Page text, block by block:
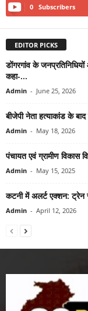
0 Subscribers
EDITOR PICKS
डोंगरगांव के
कहा-...
Admin - June 25, 2026
बीजेपी नेता हत्याकांड के
Admin - May 18, 2026
पंचायत एवं ग्रामीण विकास
Admin - May 15, 2025
कटनी में अलर्ट एक्शन: ट्रेन
Admin - April 12, 2026